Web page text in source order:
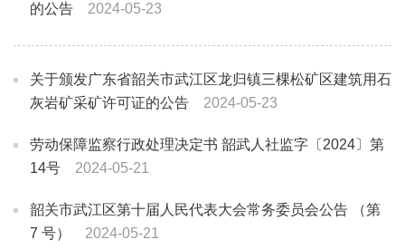
的公告
2024-05-23
关于颁发广东省韶关市武江区龙归镇三棵松矿区建筑用石
灰岩矿采矿许可证的公告
2024-05-23
劳动保障监察行政处理决定书 韶武人社监字〔2024〕第
14号
2024-05-21
韶关市武江区第十届人民代表大会常务委员会公告 （第
7 号）
2024-05-21